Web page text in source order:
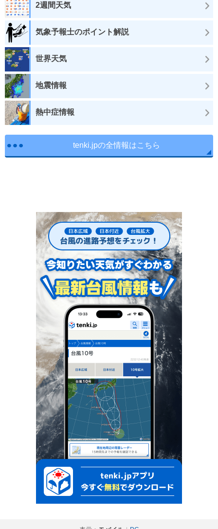
2週間天気
気象予報士のポイント解説
世界天気
地震情報
熱中症情報
tenki.jpの全情報はこちら